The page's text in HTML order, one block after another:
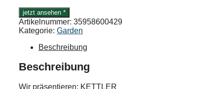
jetzt ansehen *
Artikelnummer: 35958600429
Kategorie: Garden
Beschreibung
Beschreibung
Wir präsentieren: KETTLER